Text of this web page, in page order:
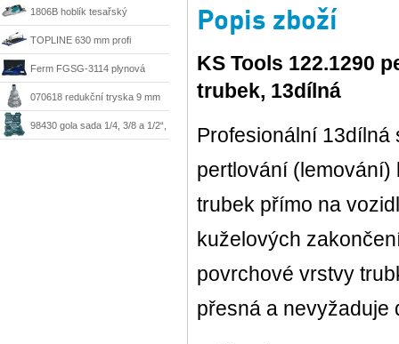
1806B hoblík tesařský
velkoplošný 170 mm Makita
TOPLINE 630 mm profi
řezačka Kaufmann
Ferm FGSG-3114 plynová
pájka SGM1006
070618 redukční tryska 9 mm
Steinel
98430 gola sada 1/4, 3/8 a 1/2“,
Popis zboží
KS Tools 122.1290
trubek, 13dílná
Profesionální 13dílná
pertlování
trubek přímo na
kuželových
povrchové vrstvy
přesná a nevyžaduje